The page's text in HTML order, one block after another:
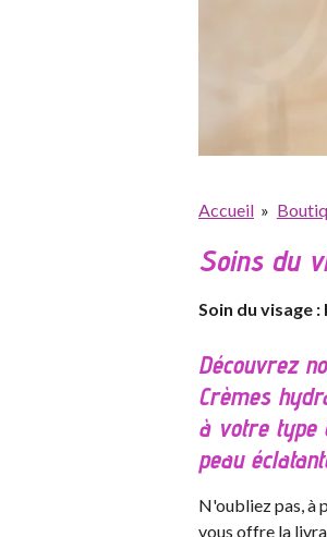
Accueil »
Soins du
Soin du visage
Découvrez
Crèmes
à votre type
peau
N'oubliez pas, à
vous offre la